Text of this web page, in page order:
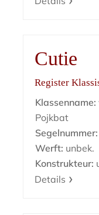
Cutie
Register
Klassenname:
Pojkbat
Segelnummer:
Werft: unbek.
Konstrukteur:
Details